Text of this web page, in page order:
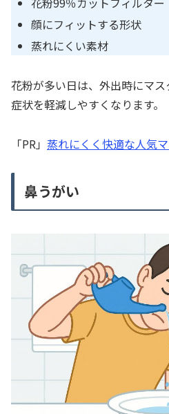
顔にフィットする形状
蒸れにくい素材
花粉が多い日は、外出時にマ
症状を軽減しやすくなります。
「PR」 蒸れにくく快適な人気
鼻うがい